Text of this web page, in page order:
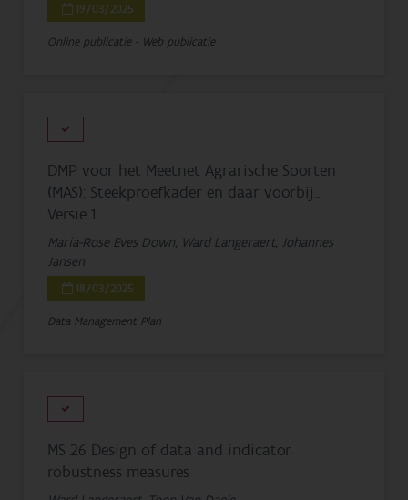
19/03/2025
Online publicatie - Web publicatie
DMP voor het Meetnet Agrarische Soorten
(MAS): Steekproefkader en daar voorbij..
Versie 1
Maria-Rose Eves Down, Ward Langeraert, Johannes
Jansen
18/03/2025
Data Management Plan
MS 26 Design of data and indicator
robustness measures